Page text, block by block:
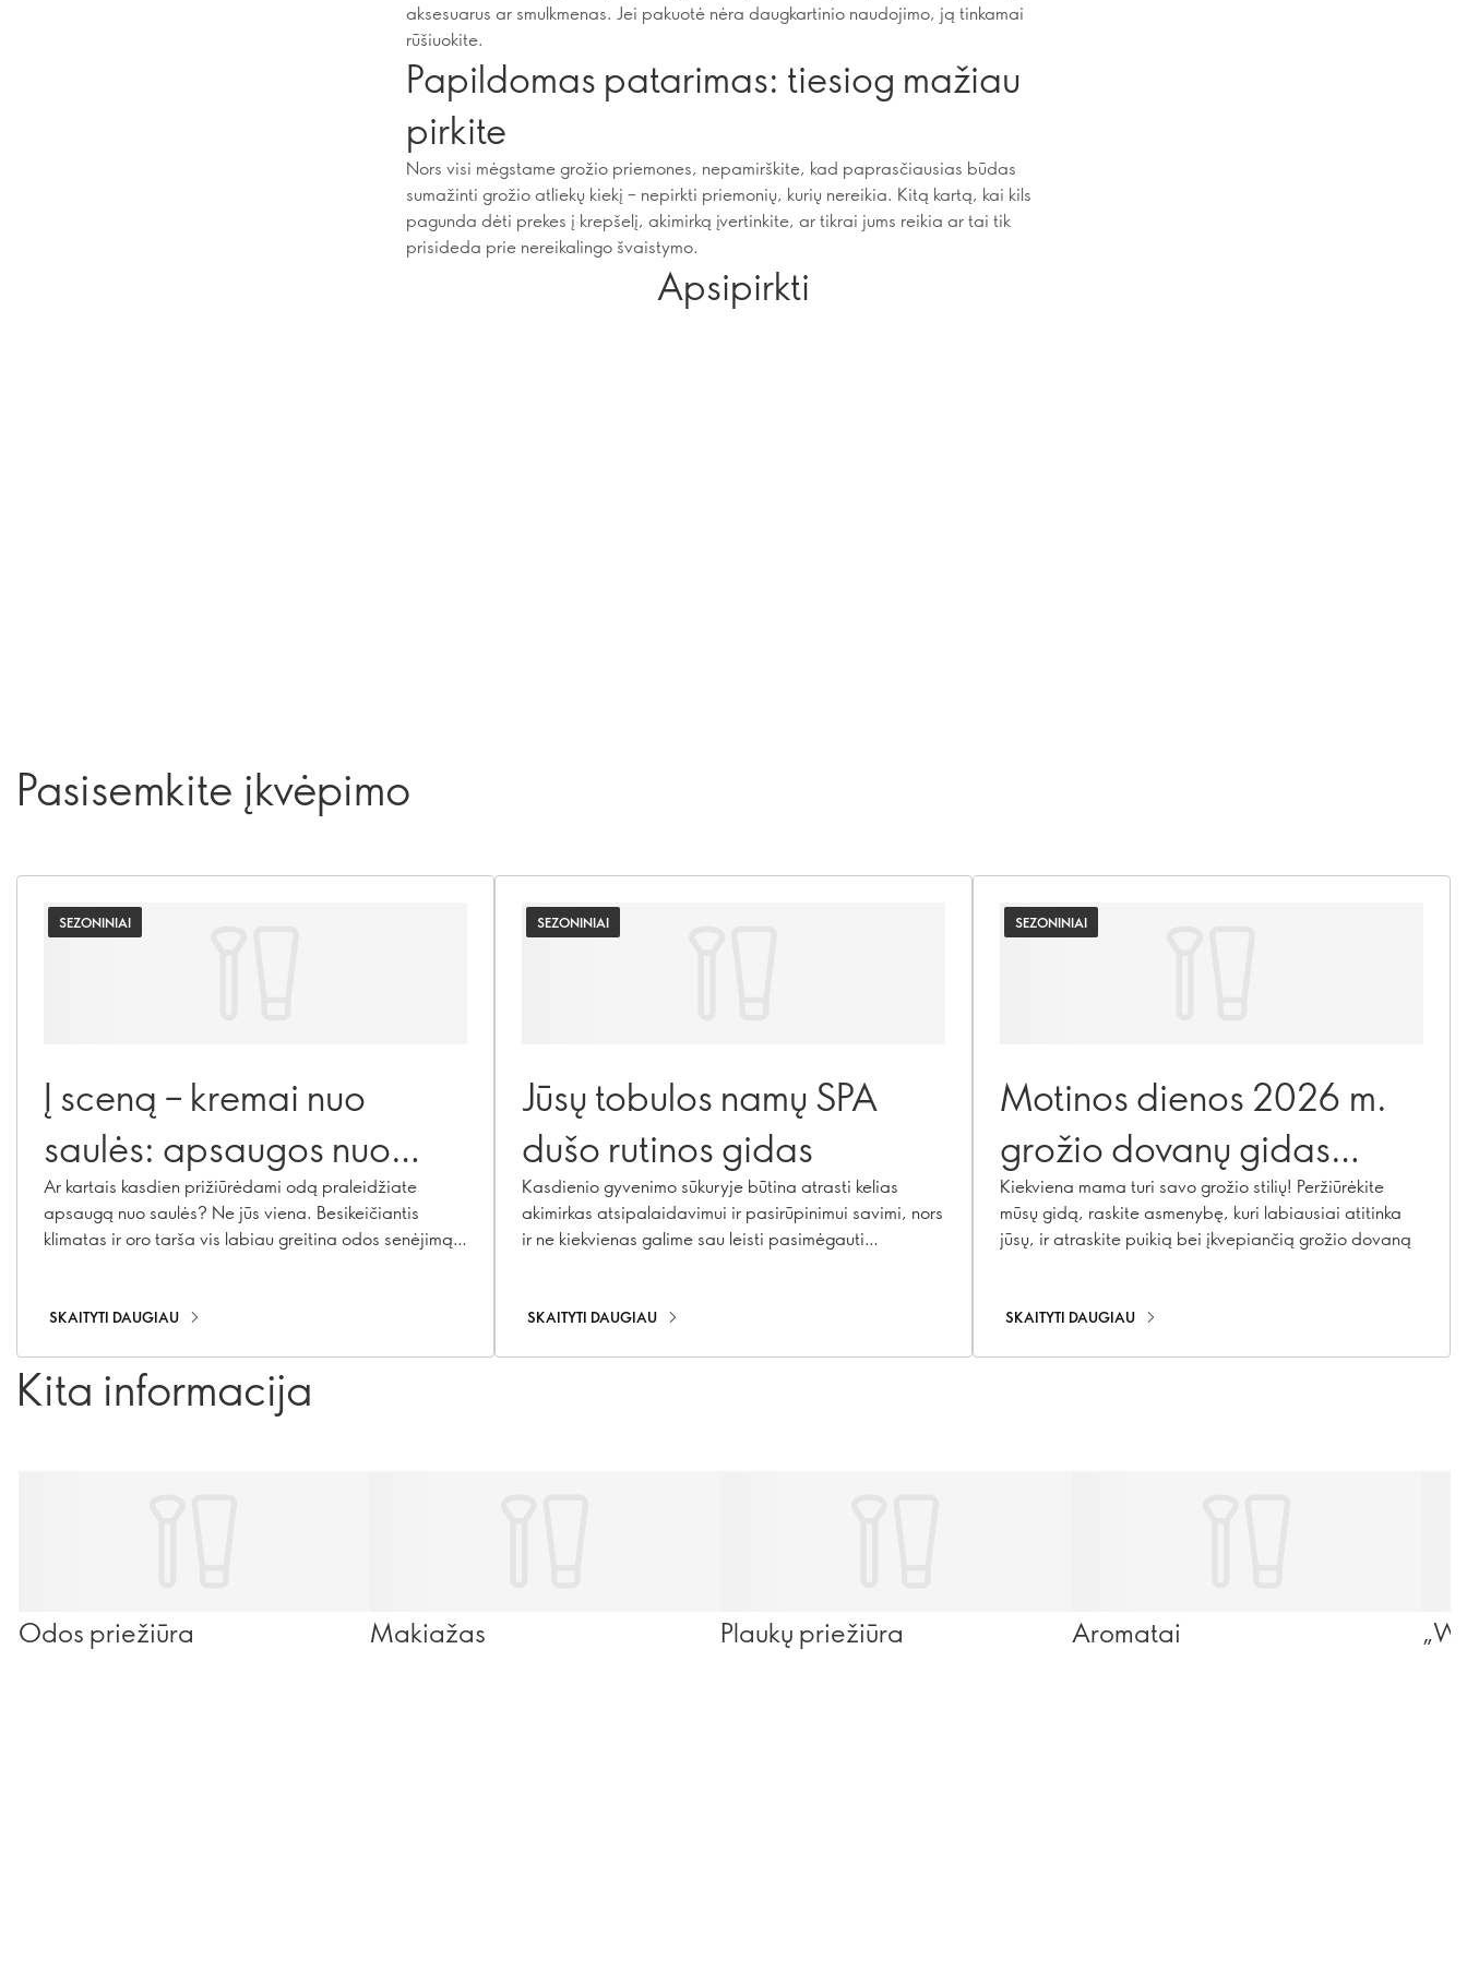
aksesuarus ar smulkmenas. Jei pakuotė nėra daugkartinio naudojimo, ją tinkamai
rūšiuokite.
Papildomas patarimas: tiesiog mažiau
pirkite
Nors visi mėgstame grožio priemones, nepamirškite, kad paprasčiausias būdas
sumažinti grožio atliekų kiekį – nepirkti priemonių, kurių nereikia. Kitą kartą, kai kils
pagunda dėti prekes į krepšelį, akimirką įvertinkite, ar tikrai jums reikia ar tai tik
prisideda prie nereikalingo švaistymo.
Apsipirkti
Pasisemkite įkvėpimo
SEZONINIAI
Į sceną – kremai nuo
saulės: apsaugos nuo
saulės gidas
Ar kartais kasdien prižiūrėdami odą praleidžiate
apsaugą nuo saulės? Ne jūs viena. Besikeičiantis
klimatas ir oro tarša vis labiau greitina odos senėjimą ir
saulės priemonės, pavyzdžiui, kremai nuo saulės,
SPF apsauga, gali apsaugoti visus metus!
SKAITYTI DAUGIAU
SEZONINIAI
Jūsų tobulos namų SPA
dušo rutinos gidas
Kasdienio gyvenimo sūkuryje būtina atrasti kelias
akimirkas atsipalaidavimui ir pasirūpinimui savimi, nors
ir ne kiekvienas galime sau leisti pasimėgauti
tendencija gali pakylėti jūsų dušo rutiną iki prabangios
SKAITYTI DAUGIAU
SEZONINIAI
Motinos dienos 2026 m.
grožio dovanų gidas
pagal asmenybę
Kiekviena mama turi savo grožio stilių! Peržiūrėkite
mūsų gidą, raskite asmenybę, kuri labiausiai atitinka
jūsų, ir atraskite puikią bei įkvepiančią grožio dovaną
SKAITYTI DAUGIAU
Kita informacija
Odos priežiūra Makiažas Plaukų priežiūra Aromatai